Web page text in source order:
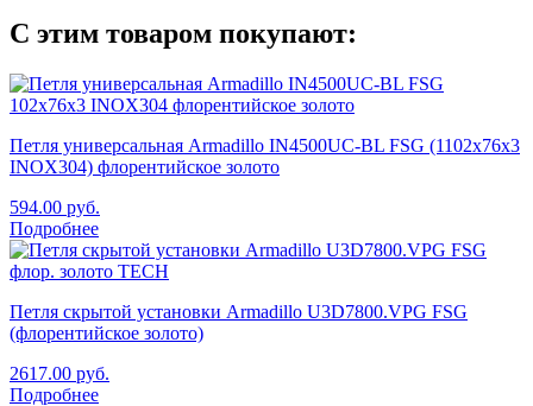
С этим товаром покупают:
Петля универсальная Armadillo IN4500UC-BL FSG (1102x76x3
INOX304) флорентийское золото
594.00 руб.
Подробнее
Петля скрытой установки Armadillo U3D7800.VPG FSG
(флорентийское золото)
2617.00 руб.
Подробнее